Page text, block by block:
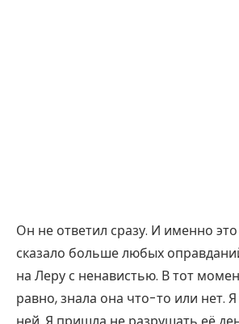
Он не ответил сразу. И именно
сказало больше любых
на Леру с ненавистью. В тот
равно, знала она что-то или нет.